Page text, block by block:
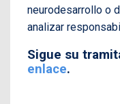
neurodesarrollo o
analizar
Sigue su
enlace.